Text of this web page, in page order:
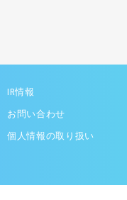
IR情報
お問い合わせ
個人情報の取り扱い